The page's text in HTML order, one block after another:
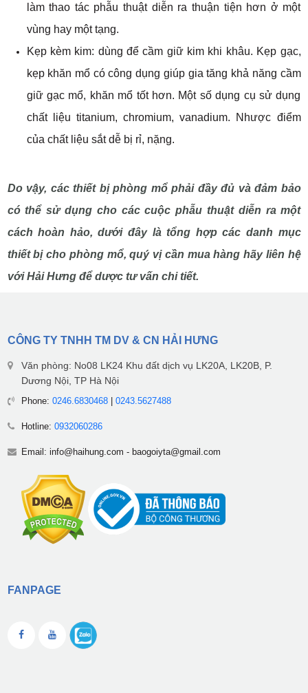
làm thao tác phẫu thuật diễn ra thuận tiện hơn ở một
vùng hay một tạng.
Kẹp kèm kim: dùng để cầm giữ kim khi khâu. Kẹp gạc,
kẹp khăn mổ có công dụng giúp gia tăng khả năng cầm
giữ gạc mổ, khăn mổ tốt hơn. Một số dụng cụ sử dụng
chất liệu titanium, chromium, vanadium. Nhược điểm
của chất liệu sắt dễ bị rỉ, nặng.
Do vậy, các thiết bị phòng mổ phải đầy đủ và đảm bảo
có thể sử dụng cho các cuộc phẫu thuật diễn ra một
cách hoàn hảo, dưới đây là tổng hợp các danh mục
thiết bị cho phòng mổ, quý vị cần mua hàng hãy liên hệ
với Hải Hưng để dược tư vấn chi tiết.
CÔNG TY TNHH TM DV & CN HẢI HƯNG
Văn phòng: No08 LK24 Khu đất dịch vụ LK20A, LK20B, P.
Dương Nội, TP Hà Nội
Phone: 0246.6830468| 0243.5627488
Hotline: 0932060286
Email: info@haihung.com - baogoiyta@gmail.com
FANPAGE